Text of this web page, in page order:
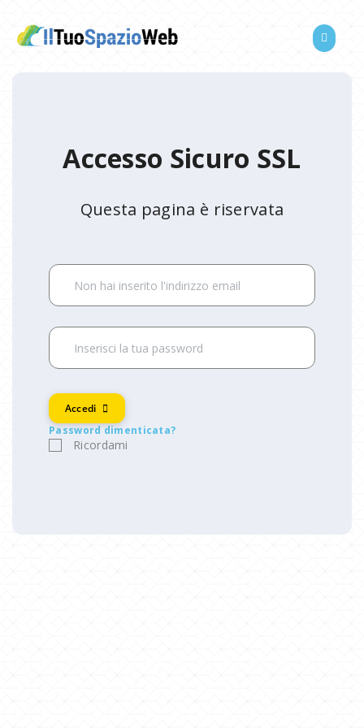
Accesso Sicuro SSL
Questa pagina è riservata
Accedi
Password dimenticata?
Ricordami